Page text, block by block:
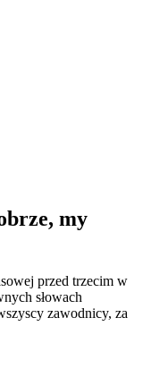
my
przed trzecim w
słowach
zawodnicy, za